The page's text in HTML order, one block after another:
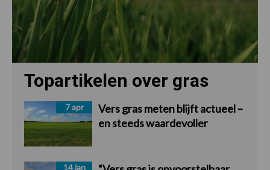
Topartikelen over gras
7 apr
Vers gras meten blijft actueel –
en steeds waardevoller
14 jan